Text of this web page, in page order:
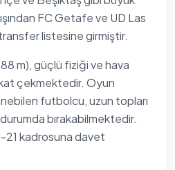
FC Getafe ve UD Las
transfer listesine girmiştir.
m), güçlü fiziği ve hava
çekmektedir. Oyun
futbolcu, uzun topları
bırakabilmektedir.
21 kadrosuna davet